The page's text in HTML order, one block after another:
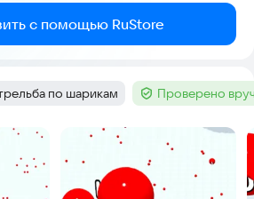
с помощью RuStore
: по шарикам Тег :Проверено